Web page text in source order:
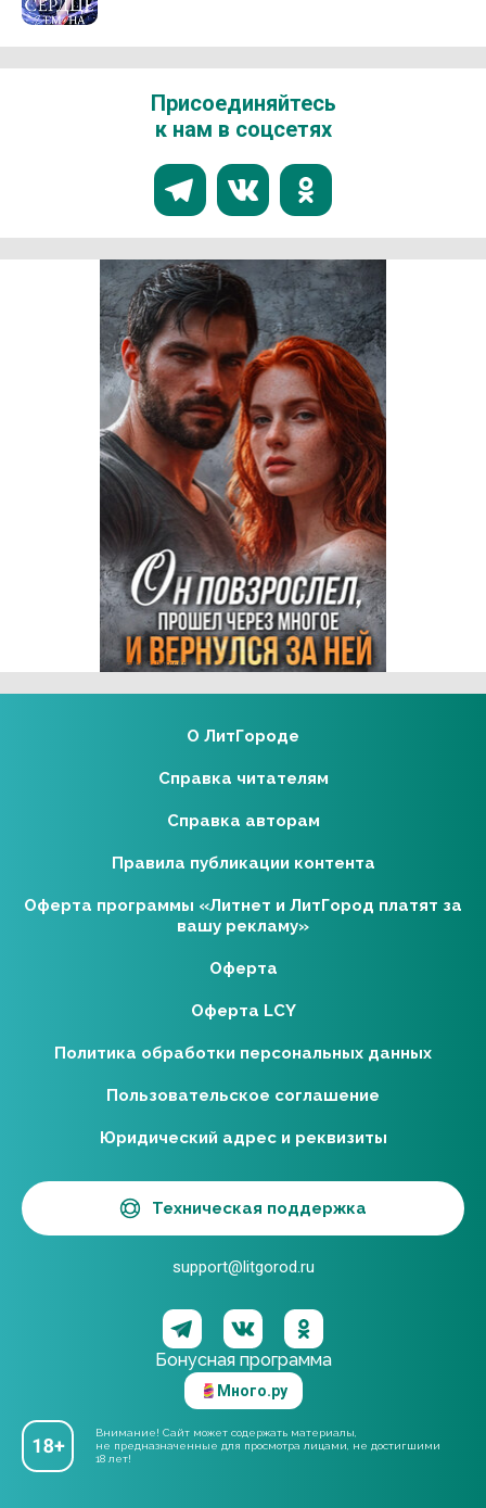
Присоединяйтесь
к нам в соцсетях
Реклама 16+ АО «ЛитГород»
Бонусная программа
Много.ру
Внимание! Сайт может содержать материалы,
не предназначенные для просмотра лицами, не достигшими
18 лет!
О ЛитГороде
Справка читателям
Справка авторам
Правила публикации контента
Оферта программы «Литнет и ЛитГород платят за
вашу рекламу»
Оферта
Оферта LCY
Политика обработки персональных данных
Пользовательское соглашение
Юридический адрес и реквизиты
Техническая поддержка
support@litgorod.ru